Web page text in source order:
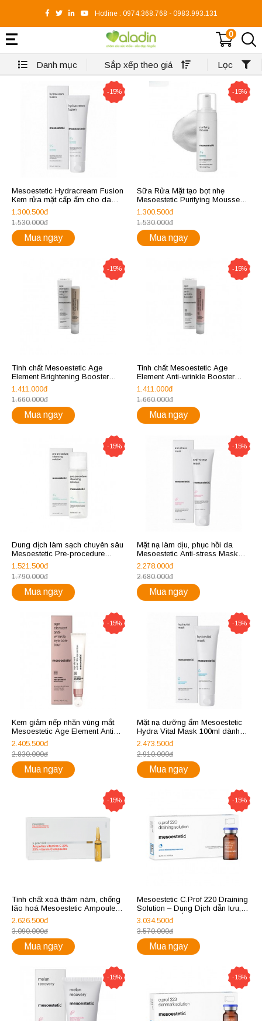
Hotline : 0974.368.768 - 0983.993.131
0
Danh mục Sắp xếp theo giá Lọc
-15%
Mesoestetic Hydracream Fusion
Kem rửa mặt cấp ẩm cho da
khô và nhạy cảm 100ml
1.300.500đ
1.530.000đ
Mua ngay
-15%
Sữa Rửa Mặt tạo bọt nhẹ
Mesoestetic Purifying Mousse
dành cho da dầu mụn 150ml
1.300.500đ
1.530.000đ
Mua ngay
-15%
Tinh chất Mesoestetic Age
Element Brightening Booster
10ml dưỡng da trắng sáng
1.411.000đ
1.660.000đ
Mua ngay
-15%
Tinh chất Mesoestetic Age
Element Anti-wrinkle Booster
giảm nhăn, làm mịn da 10ml
1.411.000đ
1.660.000đ
Mua ngay
-15%
Dung dịch làm sạch chuyên sâu
Mesoestetic Pre-procedure
cleansing solution 150ml
1.521.500đ
1.790.000đ
Mua ngay
-15%
Mặt nạ làm dịu, phục hồi da
Mesoestetic Anti-stress Mask
100ml
2.278.000đ
2.680.000đ
Mua ngay
-15%
Kem giảm nếp nhăn vùng mắt
Mesoestetic Age Element Anti
Wrinkle Eye Contour
2.405.500đ
2.830.000đ
Mua ngay
-15%
Mặt nạ dưỡng ẩm Mesoestetic
Hydra Vital Mask 100ml dành
cho da khô và mất nước
2.473.500đ
2.910.000đ
Mua ngay
-15%
Tinh chất xoá thâm nám, chống
lão hoá Mesoestetic Ampoules
of Vitamin C 20% 20 ống
2.626.500đ
3.090.000đ
Mua ngay
-15%
Mesoestetic C.Prof 220 Draining
Solution – Dung Dịch dẫn lưu,
Làm Săn Chắc Da
3.034.500đ
3.570.000đ
Mua ngay
-15% -15%